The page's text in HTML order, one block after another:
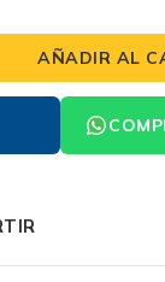
AÑADIR AL